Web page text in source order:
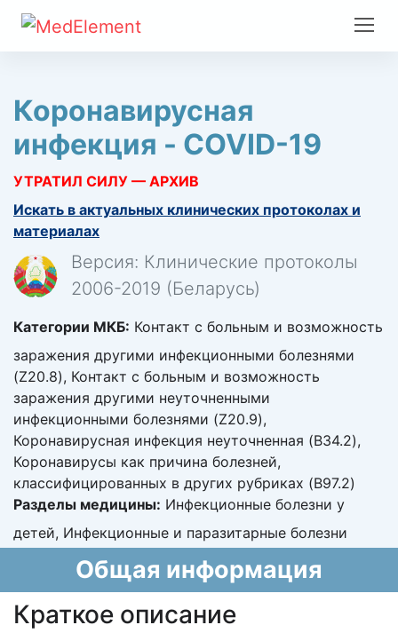
Коронавирусная
инфекция - COVID-19
УТРАТИЛ СИЛУ — АРХИВ
Искать в актуальных клинических протоколах и
материалах
Версия: Клинические протоколы
2006-2019 (Беларусь)
Категории МКБ: Контакт с больным и возможность
заражения другими инфекционными болезнями
(Z20.8), Контакт с больным и возможность
заражения другими неуточненными
инфекционными болезнями (Z20.9),
Коронавирусная инфекция неуточненная (B34.2),
Коронавирусы как причина болезней,
классифицированных в других рубриках (B97.2)
Разделы медицины: Инфекционные болезни у
детей, Инфекционные и паразитарные болезни
Общая информация
Краткое описание